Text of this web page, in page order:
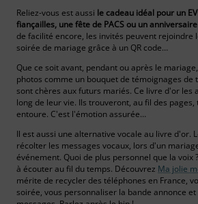
Reliez-vous est aussi le cadeau idéal pour un
fiançailles, une fête de PACS ou un
de facilité encore, les invités peuvent rejoindre
soirée de mariage grâce à un QR code…
Que ce soit avant, pendant ou après le
photos comme un bouquet de témoignages de
sont chères aux futurs mariés. Ce livre d'or les
long de leur vie. Ils trouveront, au fil des
entoure. C'est l'émotion assurée…
Il est aussi une alternative vocale au livre d'or.
récolter les messages vocaux, lors d'un
événement. Quoi de plus personnel que la voix
à écouter au fil du temps. Découvrez Ma jolie
mérite de recycler des téléphones en France,
soirée, vous personnaliser la bande annonce